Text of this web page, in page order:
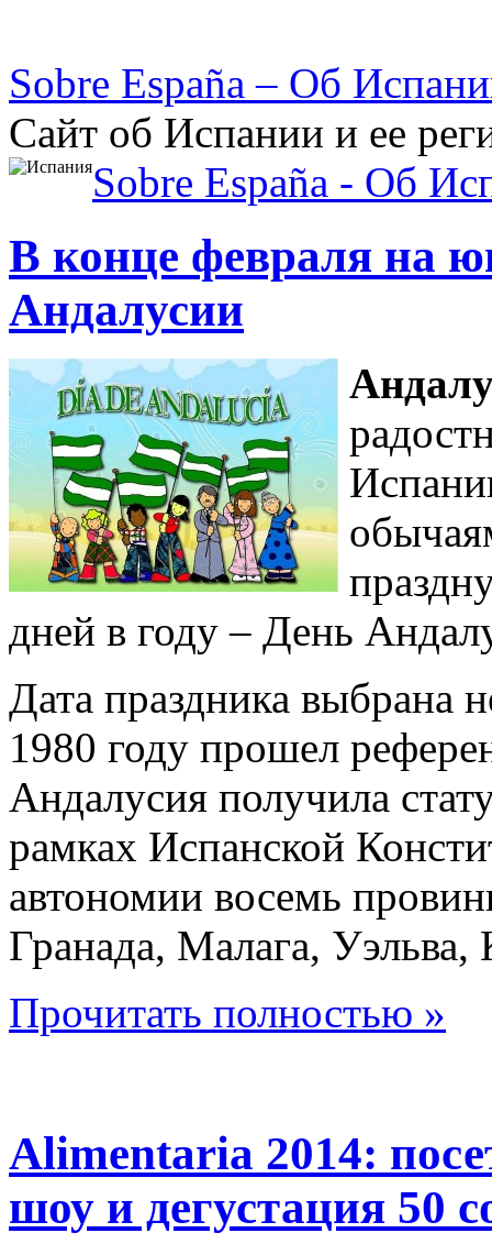
Sobre España – Об
Сайт об Испании и ее
Sobre España - Об
В конце февраля на
Андалусии
дней в году – День
Дата праздника выбрана
1980 году прошел
Андалусия получила
рамках Испанской
автономии восемь
Гранада, Малага,
Прочитать полностью »
Alimentaria 2014:
шоу и дегустация 50